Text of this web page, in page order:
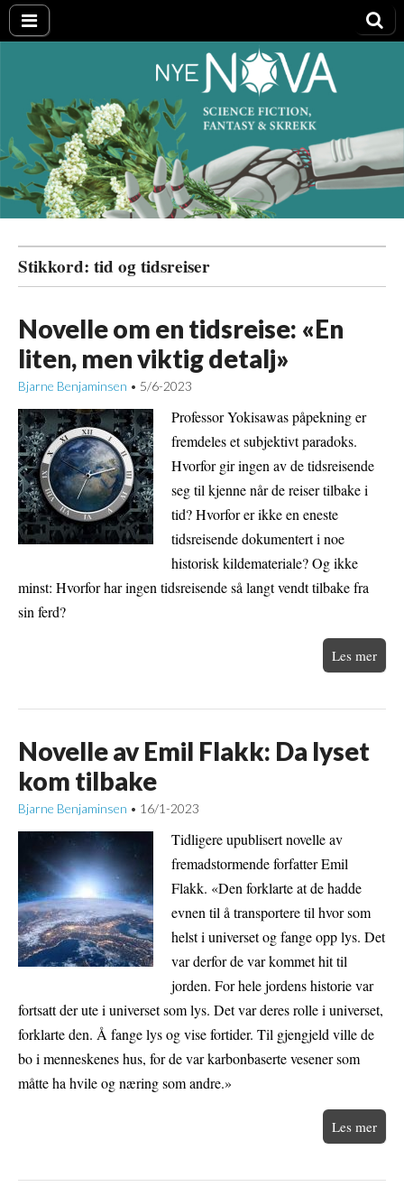
Nye NOVA
Stikkord: tid og tidsreiser
Novelle om en tidsreise: «En
liten, men viktig detalj»
Bjarne Benjaminsen • 5/6-2023
Professor Yokisawas påpekning er
fremdeles et subjektivt paradoks.
Hvorfor gir ingen av de tidsreisende
seg til kjenne når de reiser tilbake i
tid? Hvorfor er ikke en eneste
tidsreisende dokumentert i noe
historisk kildemateriale? Og ikke
minst: Hvorfor har ingen tidsreisende så langt vendt tilbake fra
sin ferd?
Les mer
Novelle av Emil Flakk: Da lyset
kom tilbake
Bjarne Benjaminsen • 16/1-2023
Tidligere upublisert novelle av
fremadstormende forfatter Emil
Flakk. «Den forklarte at de hadde
evnen til å transportere til hvor som
helst i universet og fange opp lys. Det
var derfor de var kommet hit til
jorden. For hele jordens historie var
fortsatt der ute i universet som lys. Det var deres rolle i universet,
forklarte den. Å fange lys og vise fortider. Til gjengjeld ville de
bo i menneskenes hus, for de var karbonbaserte vesener som
måtte ha hvile og næring som andre.»
Les mer